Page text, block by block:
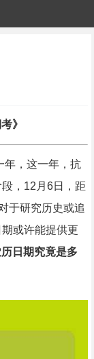
》
年，这一年，抗
，12月6日，距
于研究历史或追
或许能提供更
日期究竟是多